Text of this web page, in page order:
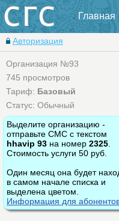
Главная
Авторизация
Организация №93
745 просмотров
Тариф: Базовый
Статус: Обычный
Выделите организацию -
отправьте СМС с текстом
hhavip 93 на номер 2325
Стоимость услуги 50 руб.
Один месяц она будет
в самом начале списка и
выделена цветом.
Информация для